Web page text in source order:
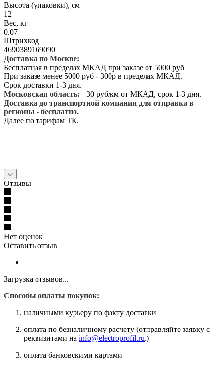
Высота (упаковки), см
12
Вес, кг
0.07
Штрихкод
4690389169090
Доставка по Москве:
Бесплатная в пределах МКАД при заказе от 5000 руб
При заказе менее 5000 руб - 300р в пределах МКАД.
Срок доставки 1-3 дня.
Московская область: +30 руб/км от МКАД, срок 1-3 дня.
Доставка до транспортной компании для отправки в
регионы - бесплатно.
Далее по тарифам ТК.
Отзывы
Нет оценок
Оставить отзыв
Загрузка отзывов...
Способы оплаты покупок:
наличными курьеру по факту доставки
оплата по безналичному расчету (отправляйте заявку с
реквизитами на info@electroprofil.ru.)
оплата банковскими картами